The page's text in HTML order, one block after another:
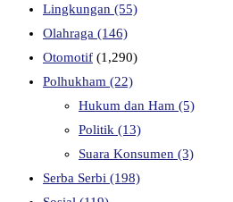
Lingkungan (55)
Olahraga (146)
Otomotif (1,290)
Polhukham (22)
Hukum dan Ham (5)
Politik (13)
Suara Konsumen (3)
Serba Serbi (198)